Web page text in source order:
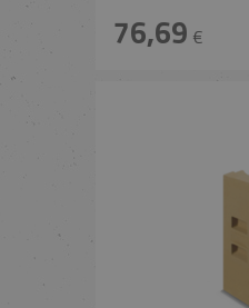
76,69 €